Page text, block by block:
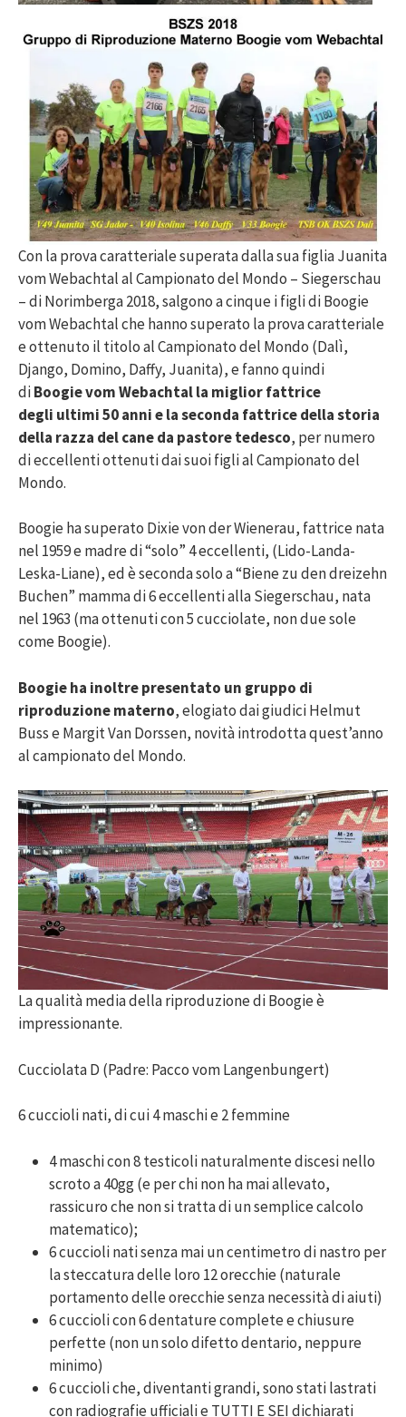
Con la prova caratteriale superata dalla sua figlia Juanita
vom Webachtal al Campionato del Mondo – Siegerschau
– di Norimberga 2018, salgono a cinque i figli di Boogie
vom Webachtal che hanno superato la prova caratteriale
e ottenuto il titolo al Campionato del Mondo (Dalì,
Django, Domino, Daffy, Juanita), e fanno quindi
diBoogie vom Webachtal la miglior fattrice
degli ultimi 50 anni e la seconda fattrice della storia
della razza del cane da pastore tedesco, per numero
di eccellenti ottenuti dai suoi figli al Campionato del
Mondo.
Boogie ha superato Dixie von der Wienerau, fattrice nata
nel 1959 e madre di “solo” 4 eccellenti, (Lido-Landa-
Leska-Liane), ed è seconda solo a “Biene zu den dreizehn
Buchen” mamma di 6 eccellenti alla Siegerschau, nata
nel 1963 (ma ottenuti con 5 cucciolate, non due sole
come Boogie).
Boogie ha inoltre presentato un gruppo di
riproduzione materno, elogiato dai giudici Helmut
Buss e Margit Van Dorssen, novità introdotta quest’anno
al campionato del Mondo.
La qualità media della riproduzione di Boogie è
impressionante.
Cucciolata D (Padre: Pacco vom Langenbungert)
6 cuccioli nati, di cui 4 maschi e 2 femmine
4 maschi con 8 testicoli naturalmente discesi nello
scroto a 40gg (e per chi non ha mai allevato,
rassicuro che non si tratta di un semplice calcolo
matematico);
6 cuccioli nati senza mai un centimetro di nastro per
la steccatura delle loro 12 orecchie (naturale
portamento delle orecchie senza necessità di aiuti)
6 cuccioli con 6 dentature complete e chiusure
perfette (non un solo difetto dentario, neppure
minimo)
6 cuccioli che, diventanti grandi, sono stati lastrati
con radiografie ufficiali e TUTTI E SEI dichiarati